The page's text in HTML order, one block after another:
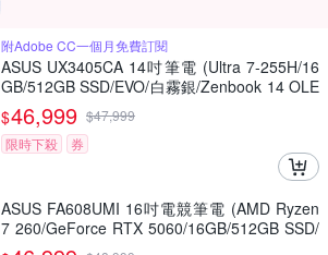
附Adobe CC一個月免費訂閱
ASUS UX3405CA 14吋筆電 (Ultra 7-255H/16
GB/512GB SSD/EVO/白霧銀/Zenbook 14 OLE
D)
$46,999 $47,999
限時下殺
券
ASUS FA608UMI 16吋電競筆電 (AMD Ryzen
7 260/GeForce RTX 5060/16GB/512GB SSD/
月光銀/TUF Gaming A16)